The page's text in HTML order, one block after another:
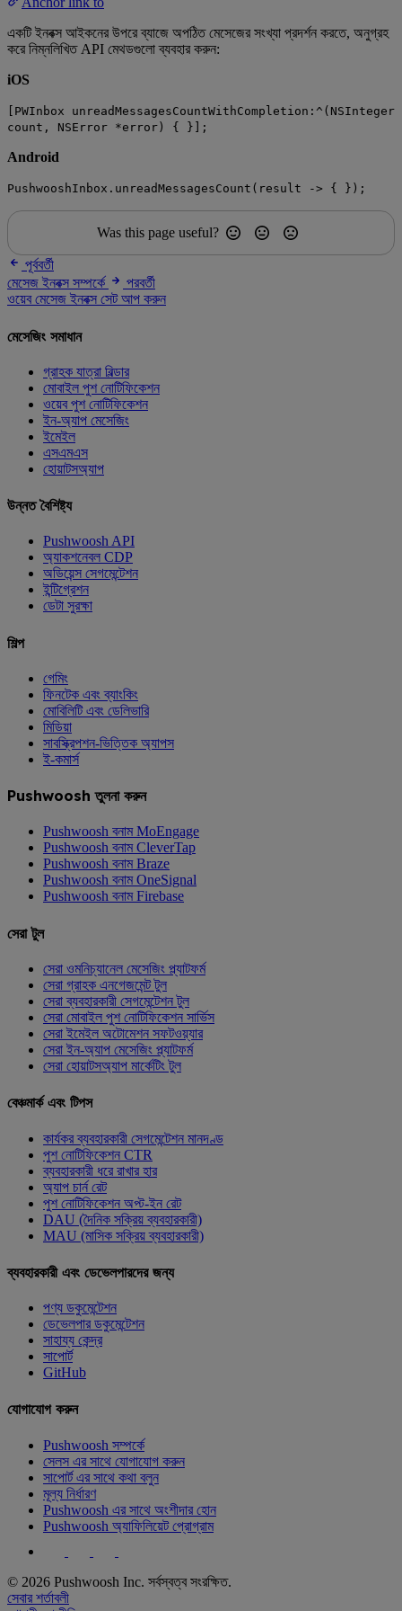
একটি ইনবক্স আইকনের উপরে ব্যাজে অপঠিত মেসেজের সংখ্যা প্রদর্শন করতে, অনুগ্রহ
করে নিম্নলিখিত API মেথডগুলো ব্যবহার করুন:
iOS
[PWInbox unreadMessagesCountWithCompletion:^(NSInteger
count, NSError *error) { }];
Android
PushwooshInbox.unreadMessagesCount(result -> { });
Was this page useful?
পূর্ববর্তী
মেসেজ ইনবক্স সম্পর্কে
পরবর্তী
ওয়েব মেসেজ ইনবক্স সেট আপ করুন
মেসেজিং সমাধান
গ্রাহক যাত্রা বিল্ডার
মোবাইল পুশ নোটিফিকেশন
ওয়েব পুশ নোটিফিকেশন
ইন-অ্যাপ মেসেজিং
ইমেইল
এসএমএস
হোয়াটসঅ্যাপ
উন্নত বৈশিষ্ট্য
Pushwoosh API
অ্যাকশনেবল CDP
অডিয়েন্স সেগমেন্টেশন
ইন্টিগ্রেশন
ডেটা সুরক্ষা
শিল্প
গেমিং
ফিনটেক এবং ব্যাংকিং
মোবিলিটি এবং ডেলিভারি
মিডিয়া
সাবস্ক্রিপশন-ভিত্তিক অ্যাপস
ই-কমার্স
Pushwoosh তুলনা করুন
Pushwoosh বনাম MoEngage
Pushwoosh বনাম CleverTap
Pushwoosh বনাম Braze
Pushwoosh বনাম OneSignal
Pushwoosh বনাম Firebase
সেরা টুল
সেরা ওমনিচ্যানেল মেসেজিং প্ল্যাটফর্ম
সেরা গ্রাহক এনগেজমেন্ট টুল
সেরা ব্যবহারকারী সেগমেন্টেশন টুল
সেরা মোবাইল পুশ নোটিফিকেশন সার্ভিস
সেরা ইমেইল অটোমেশন সফটওয়্যার
সেরা ইন-অ্যাপ মেসেজিং প্ল্যাটফর্ম
সেরা হোয়াটসঅ্যাপ মার্কেটিং টুল
বেঞ্চমার্ক এবং টিপস
কার্যকর ব্যবহারকারী সেগমেন্টেশন মানদণ্ড
পুশ নোটিফিকেশন CTR
ব্যবহারকারী ধরে রাখার হার
অ্যাপ চার্ন রেট
পুশ নোটিফিকেশন অপ্ট-ইন রেট
DAU (দৈনিক সক্রিয় ব্যবহারকারী)
MAU (মাসিক সক্রিয় ব্যবহারকারী)
ব্যবহারকারী এবং ডেভেলপারদের জন্য
পণ্য ডকুমেন্টেশন
ডেভেলপার ডকুমেন্টেশন
সাহায্য কেন্দ্র
সাপোর্ট
GitHub
যোগাযোগ করুন
Pushwoosh সম্পর্কে
সেলস এর সাথে যোগাযোগ করুন
সাপোর্ট এর সাথে কথা বলুন
মূল্য নির্ধারণ
Pushwoosh এর সাথে অংশীদার হোন
Pushwoosh অ্যাফিলিয়েট প্রোগ্রাম
© 2026 Pushwoosh Inc. সর্বস্বত্ব সংরক্ষিত.
সেবার শর্তাবলী